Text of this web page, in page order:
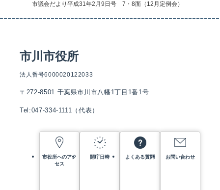
市議会だより平成31年2月9日号 7・8面（12月定例会）
市川市役所
法人番号6000020122033
〒272-8501 千葉県市川市八幡1丁目1番1号
Tel:047-334-1111（代表）
市役所へのアク
セス
開庁日時 よくある質問 お問い合わせ